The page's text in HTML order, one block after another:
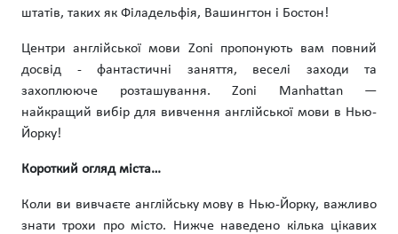
штатів, таких як Філадельфія, Вашингтон і Бостон!
Центри англійської мови Zoni пропонують вам повний
досвід - фантастичні заняття, веселі заходи та
захоплююче розташування. Zoni Manhattan —
найкращий вибір для вивчення англійської мови в Нью-
Йорку!
Короткий огляд міста…
Коли ви вивчаєте англійську мову в Нью-Йорку, важливо
знати трохи про місто. Нижче наведено кілька цікавих